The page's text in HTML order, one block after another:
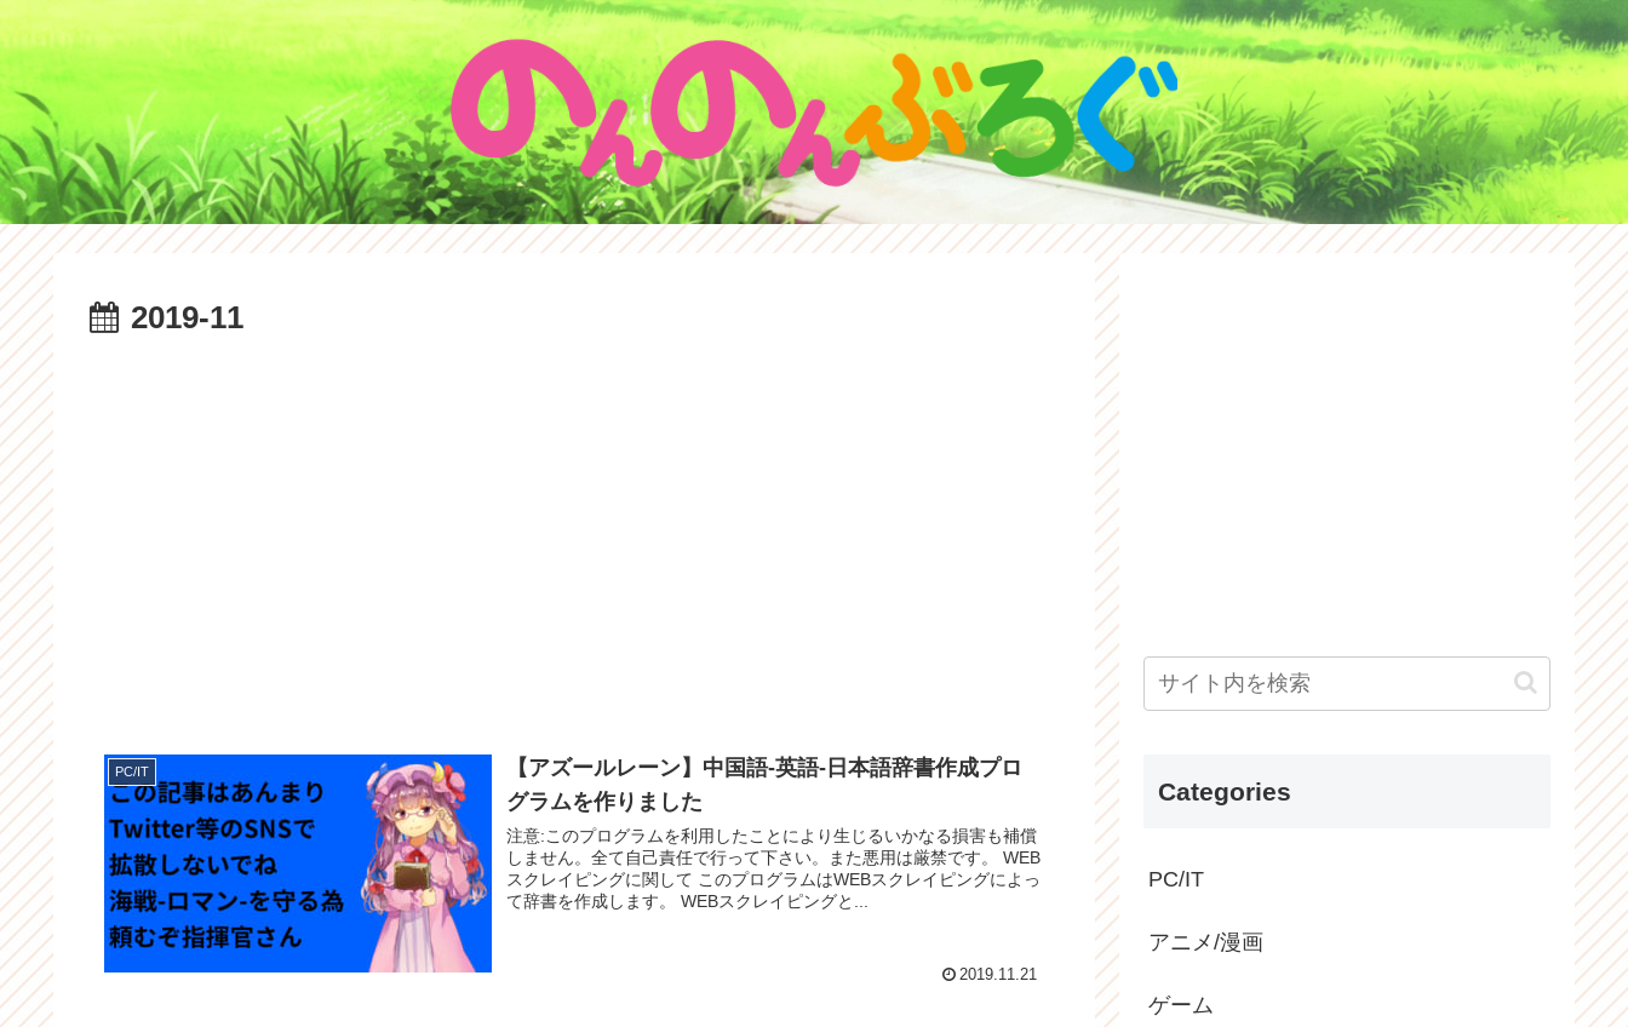
2019-11
PC/IT
【アズールレーン】中国語-英語-日本語辞書作成プロ
グラムを作りました
注意:このプログラムを利用したことにより生じるいかなる損害も補償
しません。全て自己責任で行って下さい。また悪用は厳禁です。 WEB
スクレイピングに関して このプログラムはWEBスクレイピングによっ
て辞書を作成します。 WEBスクレイピングと...
2019.11.21
Categories
PC/IT
アニメ/漫画
ゲーム